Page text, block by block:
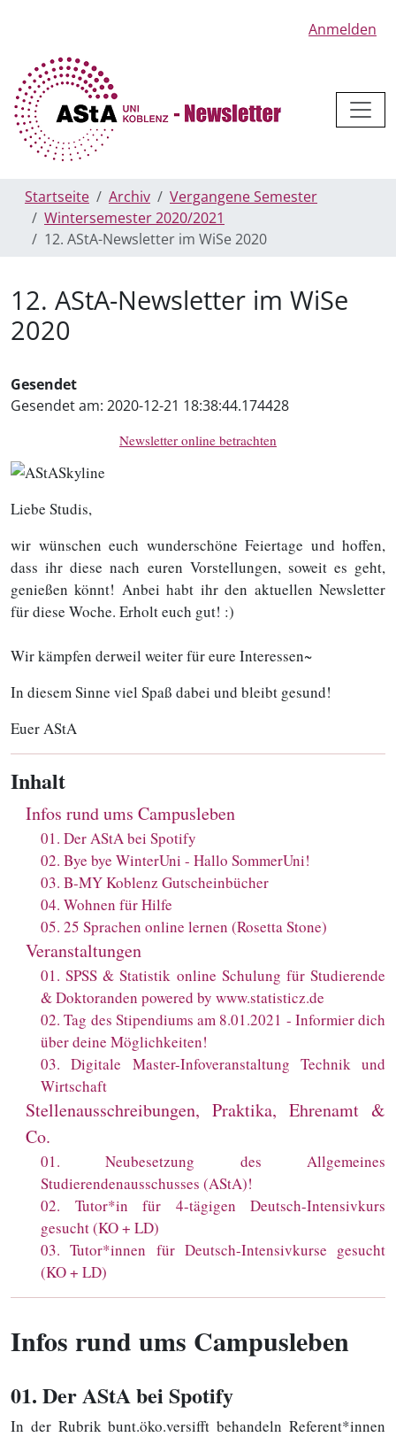
Anmelden
Startseite Archiv
Vergangene Semester
Wintersemester 2020/2021
12. AStA-Newsletter im WiSe 2020
12. AStA-Newsletter im WiSe
2020
Gesendet
Gesendet am: 2020-12-21 18:38:44.174428
Newsletter online betrachten
Liebe Studis,
wir wünschen euch wunderschöne Feiertage und hoffen,
dass ihr diese nach euren Vorstellungen, soweit es geht,
genießen könnt! Anbei habt ihr den aktuellen Newsletter
für diese Woche. Erholt euch gut! :)
Wir kämpfen derweil weiter für eure Interessen~
In diesem Sinne viel Spaß dabei und bleibt gesund!
Euer AStA
Inhalt
Infos rund ums Campusleben
01. Der AStA bei Spotify
02. Bye bye WinterUni - Hallo SommerUni!
03. B-MY Koblenz Gutscheinbücher
04. Wohnen für Hilfe
05. 25 Sprachen online lernen (Rosetta Stone)
Veranstaltungen
01.SPSS & Statistik online Schulung für Studierende
& Doktoranden powered by www.statisticz.de
02.Tag des Stipendiums am 8.01.2021 - Informier dich
über deine Möglichkeiten!
03.Digitale Master-Infoveranstaltung Technik und
Wirtschaft
Stellenausschreibungen, Praktika, Ehrenamt &
Co.
01.Neubesetzung des Allgemeines
Studierendenausschusses (AStA)!
02. Tutor*in für 4-tägigen Deutsch-Intensivkurs
gesucht (KO + LD)
03.Tutor*innen für Deutsch-Intensivkurse gesucht
(KO + LD)
Infos rund ums Campusleben
01. Der AStA bei Spotify
In der Rubrik bunt.öko.versifft behandeln Referent*innen